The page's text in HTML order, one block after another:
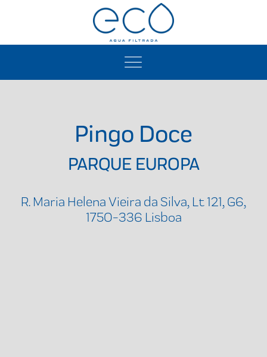
Pingo Doce
PARQUE EUROPA
R. Maria Helena Vieira da Silva, Lt 121, G6,
1750-336 Lisboa